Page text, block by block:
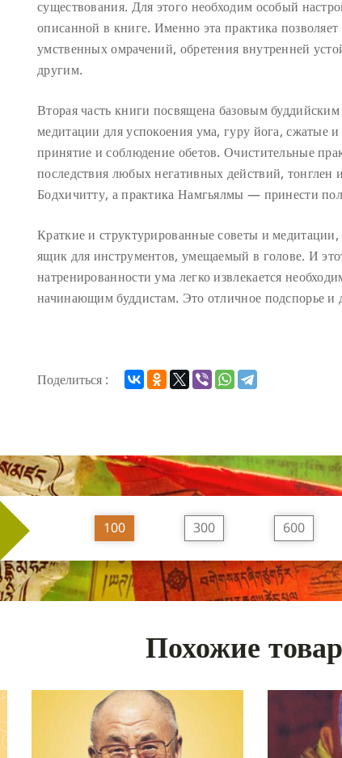
существования. Для этого необходим особый
описанной в книге. Именно эта практика
умственных омрачений, обретения внутренней
другим.
Вторая часть книги посвящена базовым
медитации для успокоения ума, гуру йога, сжатые
принятие и соблюдение обетов. Очистительные
последствия любых негативных действий,
Бодхичитту, а практика Намгьялмы — принести
Краткие и структурированные советы и
ящик для инструментов, умещаемый в голове. И
натренированности ума легко извлекается
начинающим буддистам. Это отличное подспорье и
Поделиться :
100 300 600
Похожие